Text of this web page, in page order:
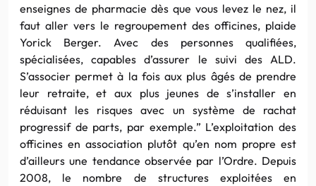
enseignes de pharmacie dès que vous levez le nez, il
faut aller vers le regroupement des officines, plaide
Yorick Berger. Avec des personnes qualifiées,
spécialisées, capables d’assurer le suivi des ALD.
S’associer permet à la fois aux plus âgés de prendre
leur retraite, et aux plus jeunes de s’installer en
réduisant les risques avec un système de rachat
progressif de parts, par exemple.” L’exploitation des
officines en association plutôt qu’en nom propre est
d’ailleurs une tendance observée par l’Ordre. Depuis
2008, le nombre de structures exploitées en